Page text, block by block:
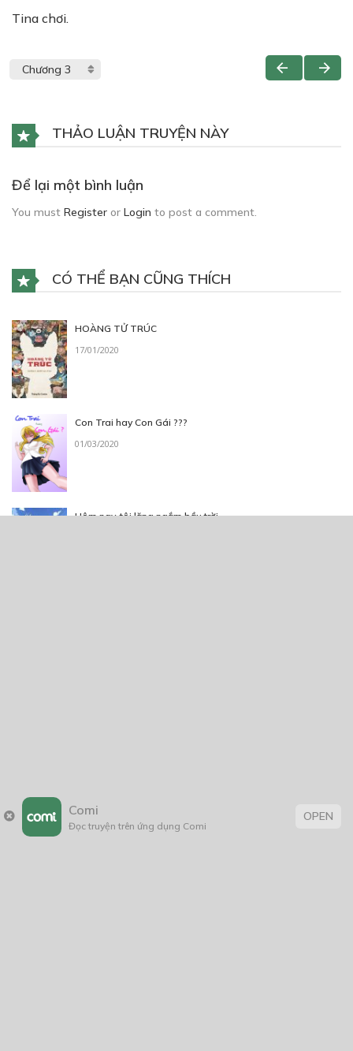
Tina chơi.
THẢO LUẬN TRUYỆN NÀY
Để lại một bình luận
You must Register or Login to post a comment.
CÓ THỂ BẠN CŨNG THÍCH
HOÀNG TỬ TRÚC
17/01/2020
Con Trai hay Con Gái ???
01/03/2020
Hôm nay, tôi lặng ngắm bầu trời
Comi
Đọc truyện trên ứng dụng Comi
OPEN